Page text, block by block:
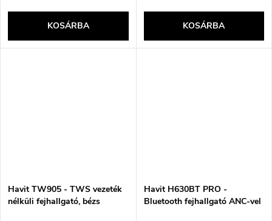
KOSÁRBA KOSÁRBA
Havit TW905 - TWS vezeték
nélküli fejhallgató, bézs
Havit H630BT PRO -
Bluetooth fejhallgató ANC-vel